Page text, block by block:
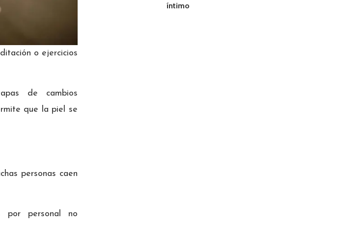
o ejercicios
de cambios
que la piel se
personas caen
por personal no
íntimo